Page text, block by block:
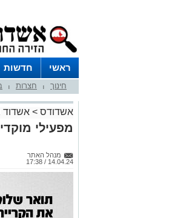
ראשי חדשות
חינוך חצרות
אשדודס > אשדוד
מפעילי
מנהל האתר
14.04.24 / 17:38